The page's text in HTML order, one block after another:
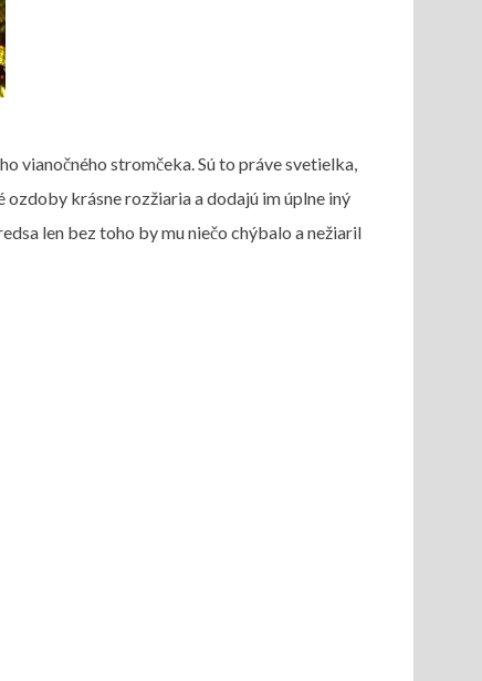
vianočného stromčeka. Sú to práve svetielka,
krásne rozžiaria a dodajú im úplne iný
len bez toho by mu niečo chýbalo a nežiaril